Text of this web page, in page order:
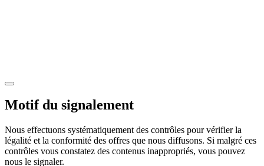
Motif du signalement
Nous effectuons systématiquement des contrôles pour vérifier la
légalité et la conformité des offres que nous diffusons. Si malgré ces
contrôles vous constatez des contenus inappropriés, vous pouvez
nous le signaler.